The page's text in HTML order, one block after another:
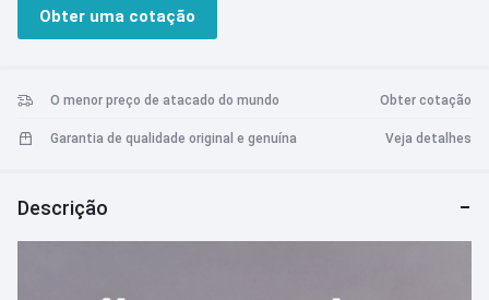
Obter uma cotação
O menor preço de atacado do mundo Obter cotação
Garantia de qualidade original e genuína Veja detalhes
Descrição